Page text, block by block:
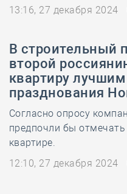
13:16, 27 декабря 2024
В строительный
второй
квартиру
празднования
Согласно опросу
предпочли бы
квартире.
12:10, 27 декабря 2024